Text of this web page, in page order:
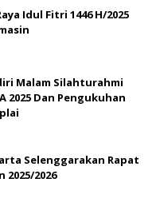
Idul Fitri 1446 H/2025
Malam Silahturahmi
2025 Dan Pengukuhan
Selenggarakan Rapat
2025/2026